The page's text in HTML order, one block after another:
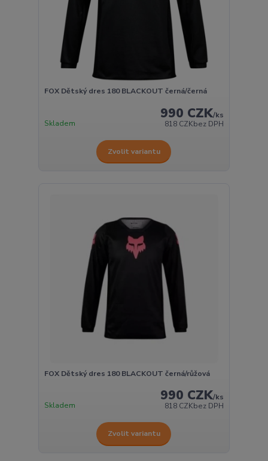
FOX Dětský dres 180 BLACKOUT černá/černá
990 CZK/ks
818 CZKbez DPH
Skladem
Zvolit variantu
FOX Dětský dres 180 BLACKOUT černá/růžová
990 CZK/ks
818 CZKbez DPH
Skladem
Zvolit variantu